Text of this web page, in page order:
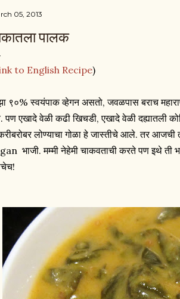
05, 2013
पालक
to English Recipe)
९०% स्वयंपाक व्हेगन असतो, जवळपास बराच
पण एखादे वेळी कढी खिचडी, एखादे वेळी दह्यातली
लोण्याचा गोळा हे जास्तीचे आले. तर
भाजी. मम्मी नेहेमी चाकवताची करते पण इथे ती